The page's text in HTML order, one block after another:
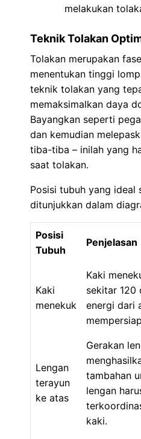
melakukan
Teknik Tolakan
Tolakan merupakan
menentukan tinggi
teknik tolakan yang
memaksimalkan daya
Bayangkan seperti
dan kemudian
tiba-tiba – inilah yang
saat tolakan.
Posisi tubuh yang ideal
ditunjukkan dalam
Posisi
Tubuh
Penjelasan
Kaki
menekuk
Kaki
sekitar 120
energi dari
Lengan
terayun
ke atas
Gerakan
tambahan
lengan
kaki.